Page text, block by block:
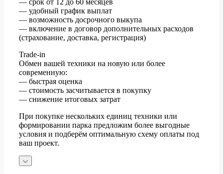
— удобный график выплат
— возможность досрочного выкупа
— включение в договор дополнительных расходов
(страхование, доставка, регистрация)
Trade-in
Обмен вашей техники на новую или более
современную:
— быстрая оценка
— стоимость засчитывается в покупку
— снижение итоговых затрат
При покупке нескольких единиц техники или
формировании парка предложим более выгодные
условия и подберём оптимальную схему оплаты под
ваш проект.